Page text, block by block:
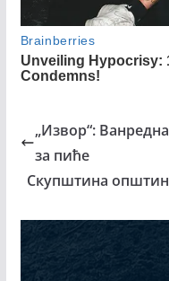
„Извор“:
за пиће
Скупштина